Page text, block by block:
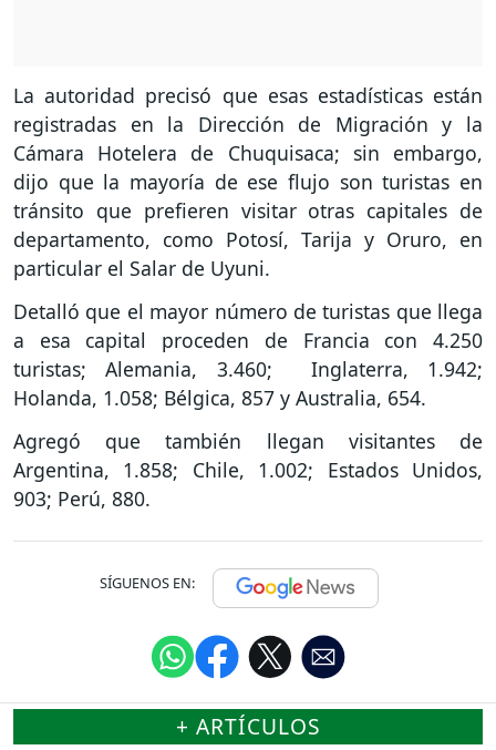
La autoridad precisó que esas estadísticas están
registradas en la Dirección de Migración y la
Cámara Hotelera de Chuquisaca; sin embargo,
dijo que la mayoría de ese flujo son turistas en
tránsito que prefieren visitar otras capitales de
departamento, como Potosí, Tarija y Oruro, en
particular el Salar de Uyuni.
Detalló que el mayor número de turistas que llega
a esa capital proceden de Francia con 4.250
turistas; Alemania, 3.460; Inglaterra, 1.942;
Holanda, 1.058; Bélgica, 857 y Australia, 654.
Agregó que también llegan visitantes de
Argentina, 1.858; Chile, 1.002; Estados Unidos,
903; Perú, 880.
SÍGUENOS EN:
+ ARTÍCULOS